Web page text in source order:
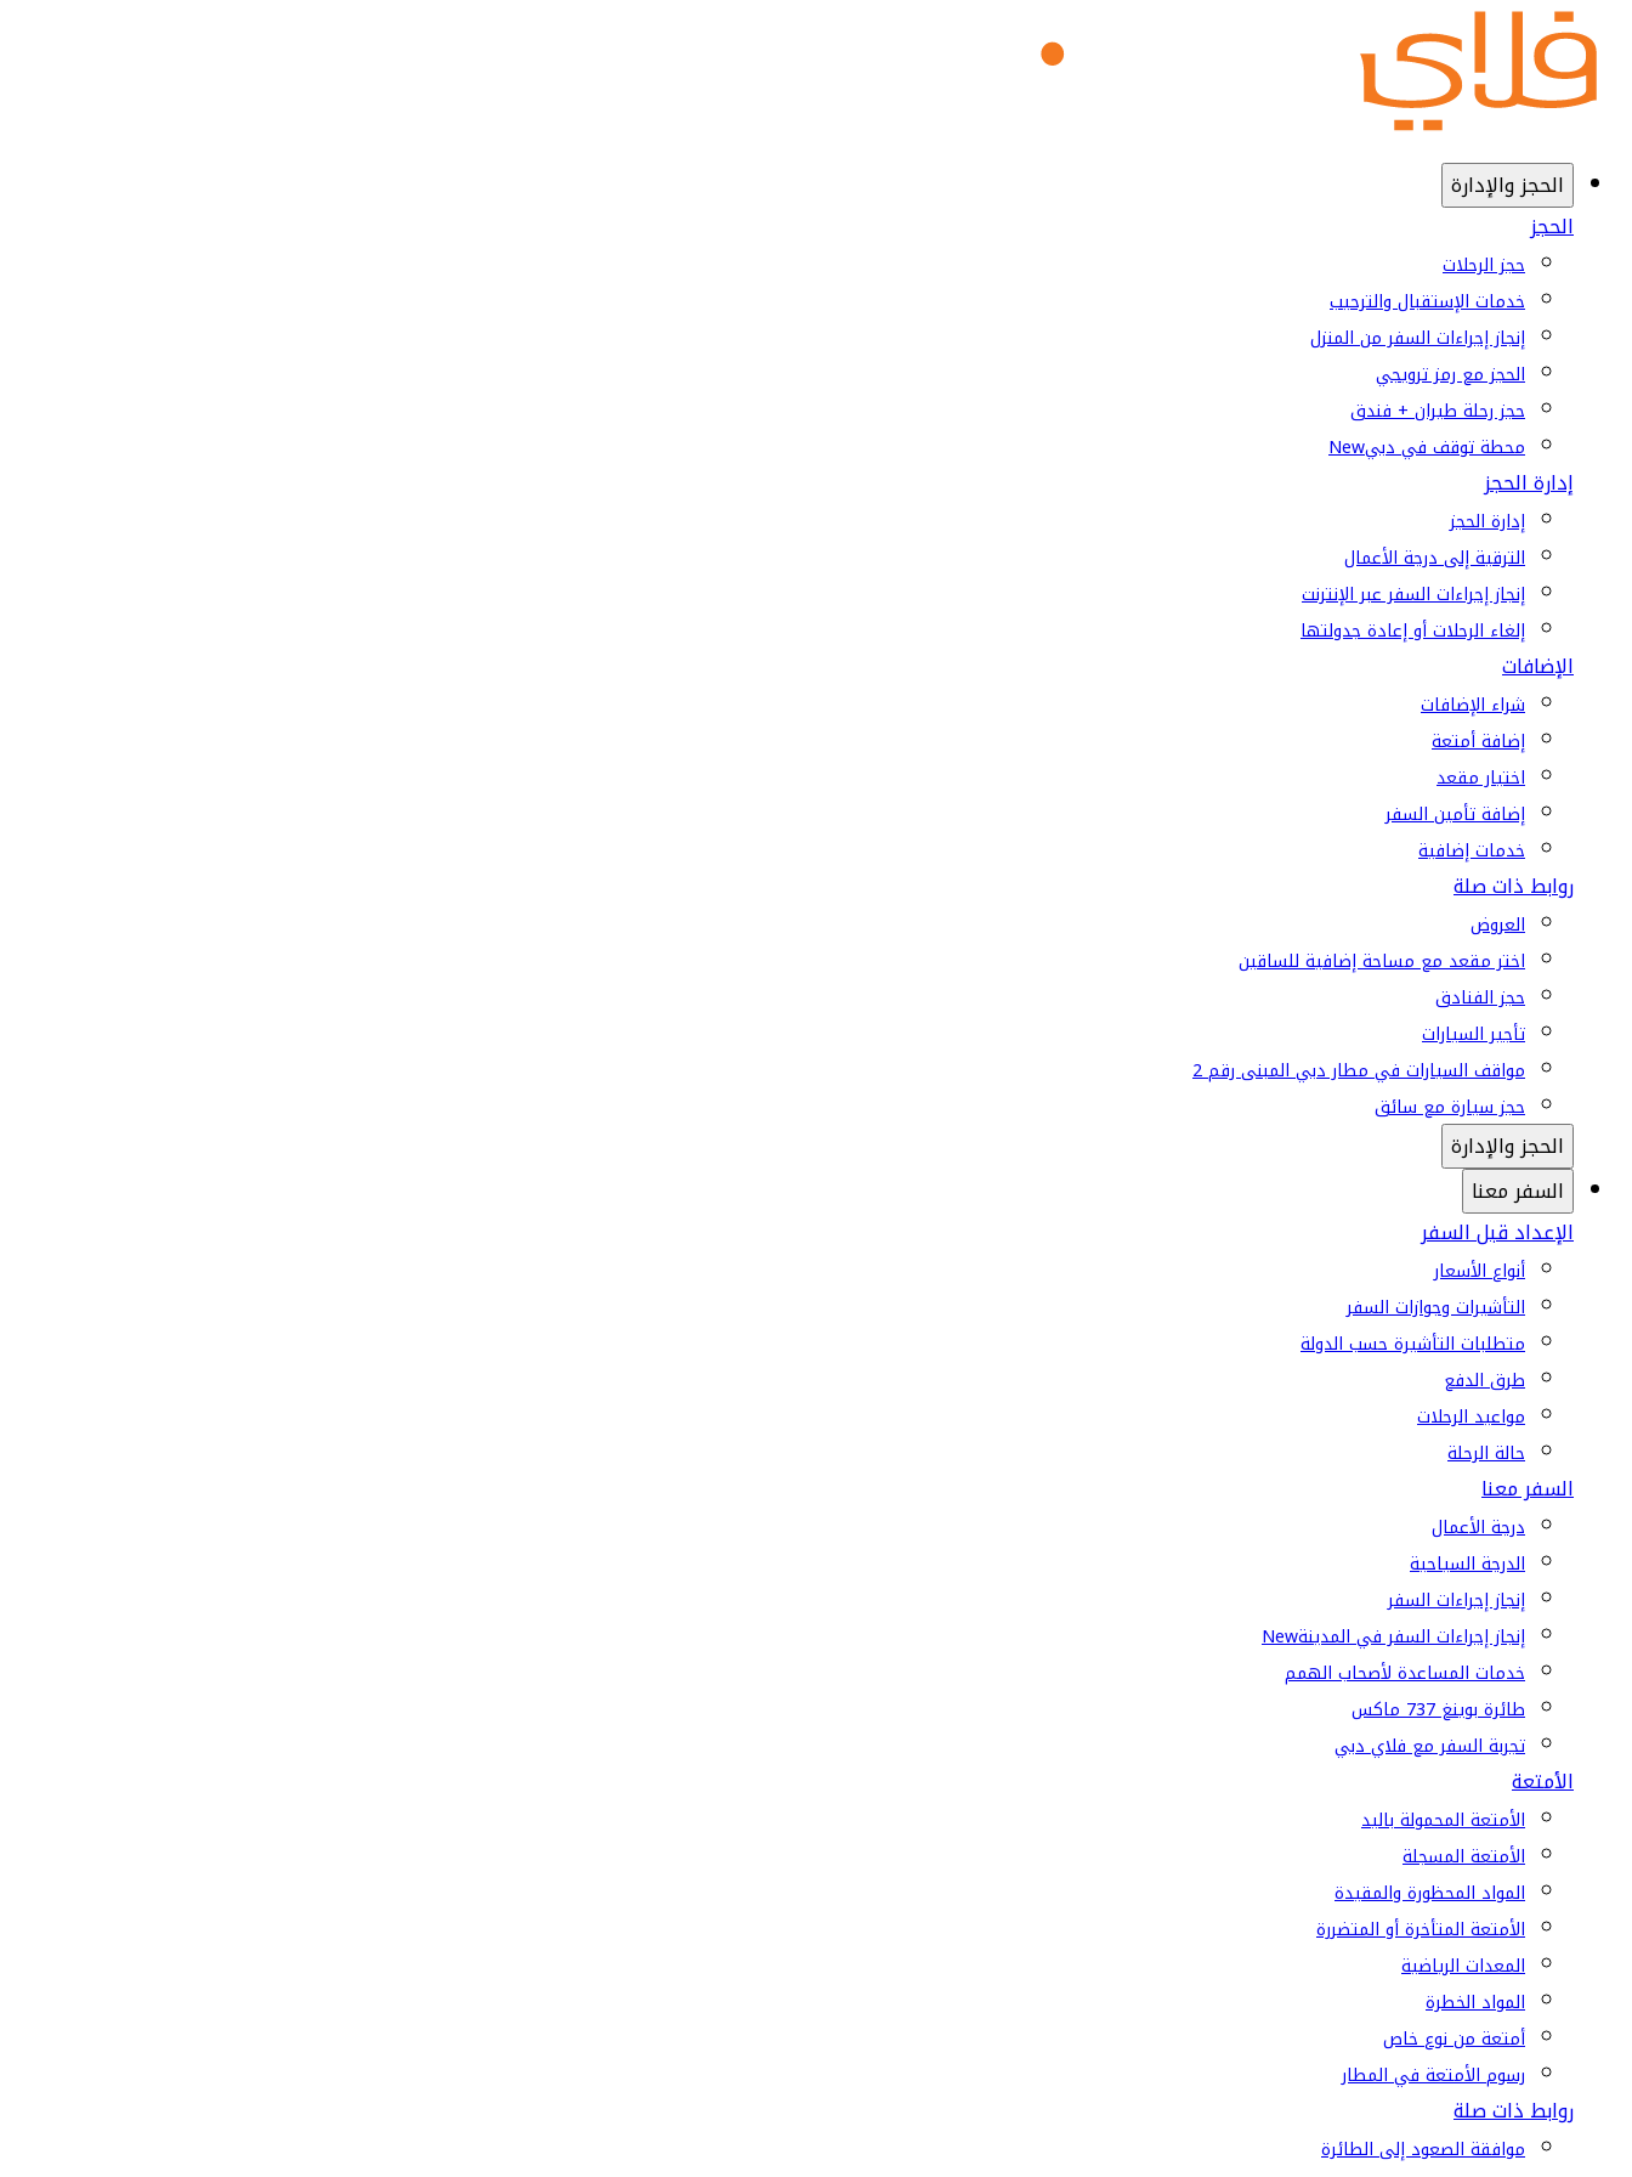
الحجز والإدارة
الحجز
حجز الرحلات
خدمات الإستقبال والترحيب
إنجاز إجراءات السفر من المنزل
الحجز مع رمز ترويجي
حجز رحلة طيران + فندق
محطة توقف في دبيNew
إدارة الحجز
إدارة الحجز
الترقية إلى درجة الأعمال
إنجاز إجراءات السفر عبر الإنترنت
إلغاء الرحلات أو إعادة جدولتها
الإضافات
شراء الإضافات
إضافة أمتعة
اختيار مقعد
إضافة تأمين السفر
خدمات إضافية
روابط ذات صلة
العروض
اختر مقعد مع مساحة إضافية للساقين
حجز الفنادق
تأجير السيارات
مواقف السيارات في مطار دبي المبنى رقم 2
حجز سيارة مع سائق
الحجز والإدارة
السفر معنا
الإعداد قبل السفر
أنواع الأسعار
التأشيرات وجوازات السفر
متطلبات التأشيرة حسب الدولة
طرق الدفع
مواعيد الرحلات
حالة الرحلة
السفر معنا
درجة الأعمال
الدرجة السياحية
إنجاز إجراءات السفر
إنجاز إجراءات السفر في المدينةNew
خدمات المساعدة لأصحاب الهمم
طائرة بوينغ 737 ماكس
تجربة السفر مع فلاي دبي
الأمتعة
الأمتعة المحمولة باليد
الأمتعة المسجلة
المواد المحظورة والمقيدة
الأمتعة المتأخرة أو المتضررة
المعدات الرياضية
المواد الخطرة
أمتعة من نوع خاص
رسوم الأمتعة في المطار
روابط ذات صلة
موافقة الصعود إلى الطائرة